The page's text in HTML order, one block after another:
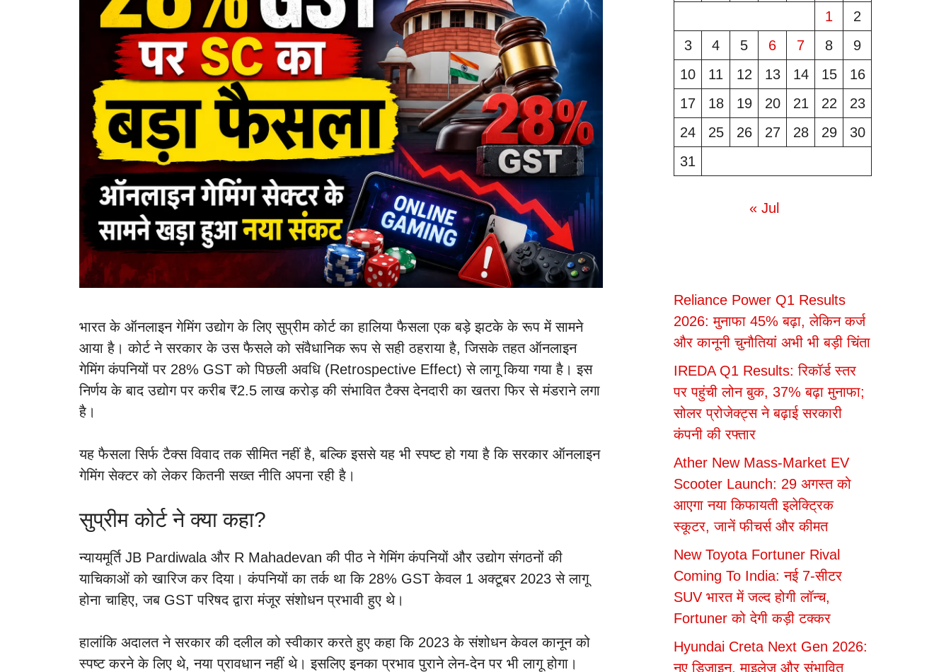
भारत के ऑनलाइन गेमिंग उद्योग के लिए सुप्रीम कोर्ट का हालिया फैसला एक बड़े झटके के रूप में सामने
आया है। कोर्ट ने सरकार के उस फैसले को संवैधानिक रूप से सही ठहराया है, जिसके तहत ऑनलाइन
गेमिंग कंपनियों पर 28% GST को पिछली अवधि (Retrospective Effect) से लागू किया गया है। इस
निर्णय के बाद उद्योग पर करीब ₹2.5 लाख करोड़ की संभावित टैक्स देनदारी का खतरा फिर से मंडराने लगा
है।
यह फैसला सिर्फ टैक्स विवाद तक सीमित नहीं है, बल्कि इससे यह भी स्पष्ट हो गया है कि सरकार ऑनलाइन
गेमिंग सेक्टर को लेकर कितनी सख्त नीति अपना रही है।
सुप्रीम कोर्ट ने क्या कहा?
न्यायमूर्ति JB Pardiwala और R Mahadevan की पीठ ने गेमिंग कंपनियों और उद्योग संगठनों की
याचिकाओं को खारिज कर दिया। कंपनियों का तर्क था कि 28% GST केवल 1 अक्टूबर 2023 से लागू
होना चाहिए, जब GST परिषद द्वारा मंजूर संशोधन प्रभावी हुए थे।
हालांकि अदालत ने सरकार की दलील को स्वीकार करते हुए कहा कि 2023 के संशोधन केवल कानून को
स्पष्ट करने के लिए थे, नया प्रावधान नहीं थे। इसलिए इनका प्रभाव पुराने लेन-देन पर भी लागू होगा।
1
2
3
4 5 6 7 8
9
10
11 12 13 14 15
16
17
18 19 20 21 22
23
24
25 26 27 28 29
30
31
« Jul
Reliance Power Q1 Results
2026: मुनाफा 45% बढ़ा, लेकिन कर्ज
और कानूनी चुनौतियां अभी भी बड़ी चिंता
IREDA Q1 Results: रिकॉर्ड स्तर
पर पहुंची लोन बुक, 37% बढ़ा मुनाफा;
सोलर प्रोजेक्ट्स ने बढ़ाई सरकारी
कंपनी की रफ्तार
Ather New Mass-Market EV
Scooter Launch: 29 अगस्त को
आएगा नया किफायती इलेक्ट्रिक
स्कूटर, जानें फीचर्स और कीमत
New Toyota Fortuner Rival
Coming To India: नई 7-सीटर
SUV भारत में जल्द होगी लॉन्च,
Fortuner को देगी कड़ी टक्कर
Hyundai Creta Next Gen 2026:
नए डिजाइन, माइलेज और संभावित